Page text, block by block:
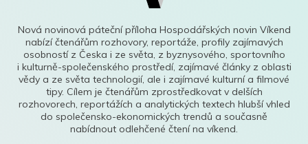
Nová novinová páteční příloha Hospodářských novin Víkend
nabízí čtenářům rozhovory, reportáže, profily zajímavých
osobností z Česka i ze světa, z byznysového, sportovního
i kulturně-společenského prostředí, zajímavé články z oblasti
vědy a ze světa technologií, ale i zajímavé kulturní a filmové
tipy. Cílem je čtenářům zprostředkovat v delších
rozhovorech, reportážích a analytických textech hlubší vhled
do společensko-ekonomických trendů a současně
nabídnout odlehčené čtení na víkend.